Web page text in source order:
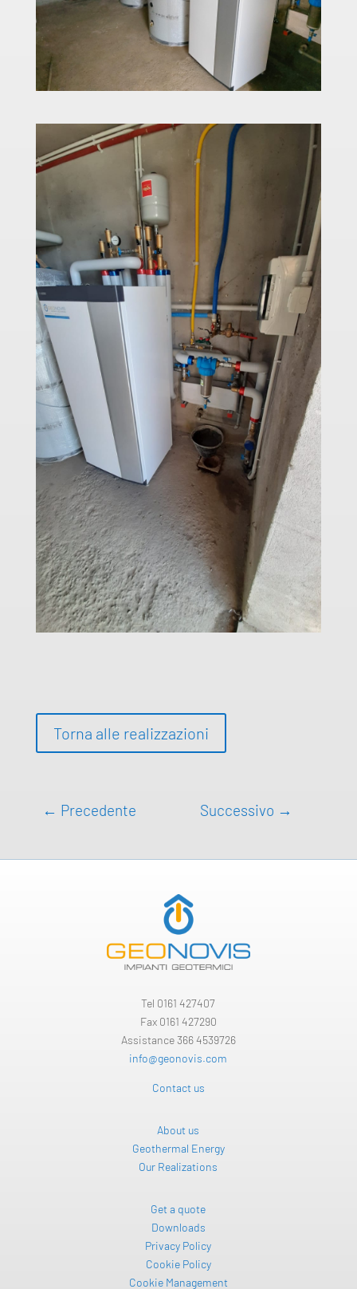
Torna alle realizzazioni
← Precedente Successivo →
Tel 0161 427407
Fax 0161 427290
Assistance 366 4539726
info@geonovis.com
Contact us
About us
Geothermal Energy
Our Realizations
Get a quote
Downloads
Privacy Policy
Cookie Policy
Cookie Management